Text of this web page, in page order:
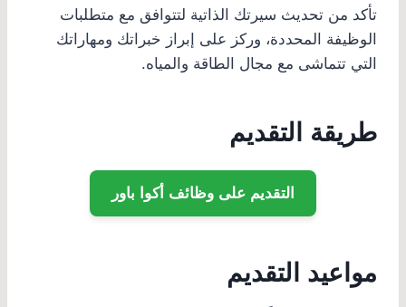
تأكد من تحديث سيرتك الذاتية لتتوافق مع متطلبات
الوظيفة المحددة، وركز على إبراز خبراتك ومهاراتك
التي تتماشى مع مجال الطاقة والمياه.
طريقة التقديم
التقديم على وظائف أكوا باور
مواعيد التقديم